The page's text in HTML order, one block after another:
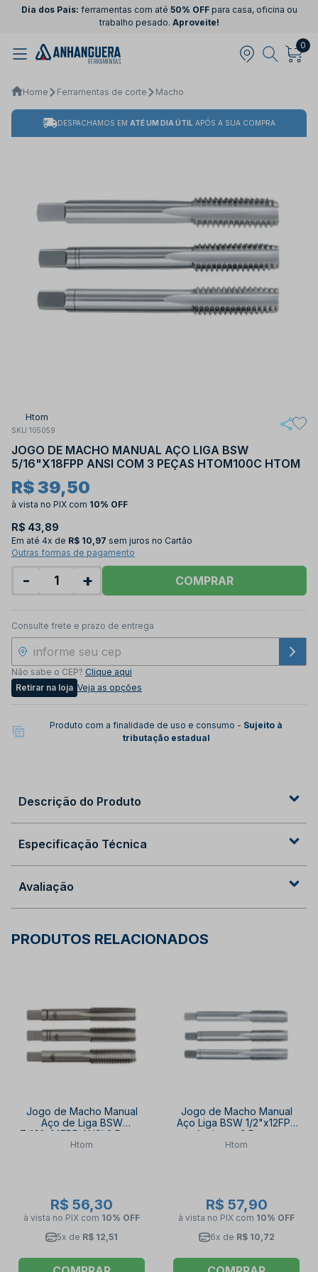
Dia dos Pais: ferramentas com até 50% OFFpara casa, oficina ou
trabalho pesado. Aproveite!
0
Home Ferramentas de corte Macho
DESPACHAMOS EM ATÉ UM DIA ÚTIL APÓS A SUA COMPRA
Htom
SKU 105059
JOGO DE MACHO MANUAL AÇO LIGA BSW
5/16"X18FPP ANSI COM 3 PEÇAS HTOM100C HTOM
R$ 39,50
à vista no PIX com 10% OFF
R$ 43,89
Em até 4x de R$ 10,97 sem juros no Cartão
Outras formas de pagamento
- + COMPRAR
Consulte frete e prazo de entrega
Não sabe o CEP? Clique aqui
Retirar na loja Veja as opções
Produto com a finalidade de uso e consumo - Sujeito à
tributação estadual
Descrição do Produto
Especificação Técnica
Avaliação
PRODUTOS RELACIONADOS
Jogo de Macho Manual
Aço de Liga BSW
7/16"x14FPP ANSI 3 Peças
HTOM100C HTOM
Htom
R$ 56,30
à vista no PIX com 10% OFF
5x de R$ 12,51
Jogo de Macho Manual
Aço Liga BSW 1/2"x12FPP
Ansi com 3 Peças
HTOM100C HTOM
Htom
R$ 57,90
à vista no PIX com 10% OFF
6x de R$ 10,72